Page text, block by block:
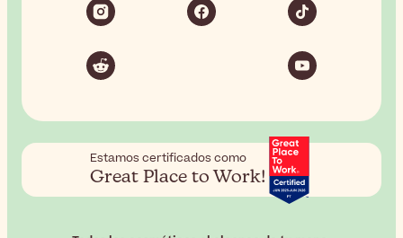
Estamos certificados como
Great Place to Work!